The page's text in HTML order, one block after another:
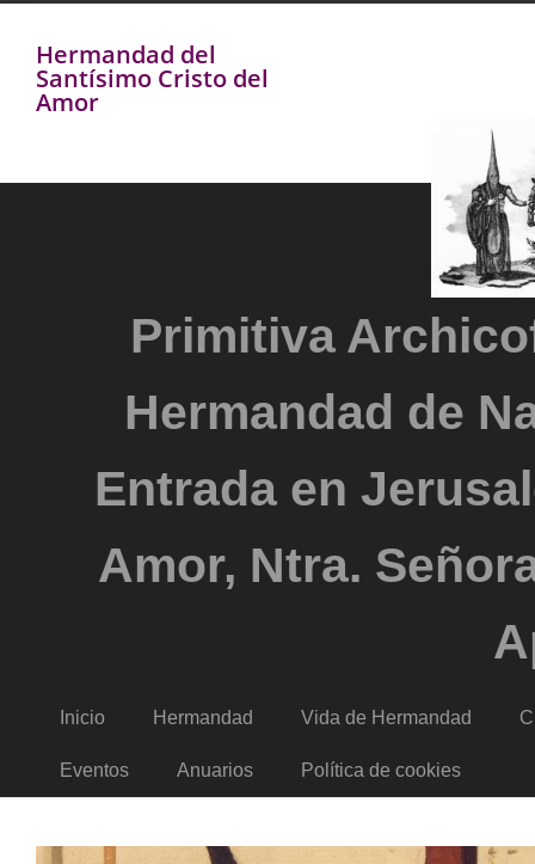
Hermandad del
Santísimo Cristo del
Amor
Primitiva
Hermandad de
Entrada en
Amor, Ntra.
Inicio Hermandad Vida de Hermandad
Eventos Anuarios Política de cookies